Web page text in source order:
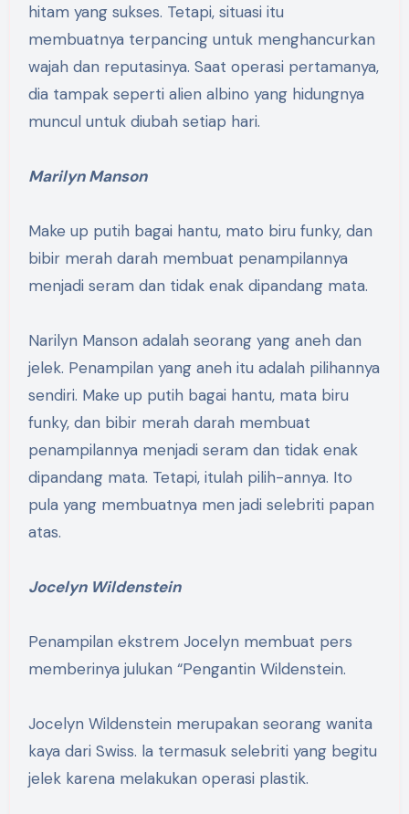
hitam yang sukses. Tetapi, situasi itu
membuatnya terpancing untuk menghancurkan
wajah dan reputasinya. Saat operasi pertamanya,
dia tampak seperti alien albino yang hidungnya
muncul untuk diubah setiap hari.
Marilyn Manson
Make up putih bagai hantu, mato biru funky, dan
bibir merah darah membuat penampilannya
menjadi seram dan tidak enak dipandang mata.
Narilyn Manson adalah seorang yang aneh dan
jelek. Penampilan yang aneh itu adalah pilihannya
sendiri. Make up putih bagai hantu, mata biru
funky, dan bibir merah darah membuat
penampilannya menjadi seram dan tidak enak
dipandang mata. Tetapi, itulah pilih-annya. Ito
pula yang membuatnya men jadi selebriti papan
atas.
Jocelyn Wildenstein
Penampilan ekstrem Jocelyn membuat pers
memberinya julukan “Pengantin Wildenstein.
Jocelyn Wildenstein merupakan seorang wanita
kaya dari Swiss. la termasuk selebriti yang begitu
jelek karena melakukan operasi plastik.